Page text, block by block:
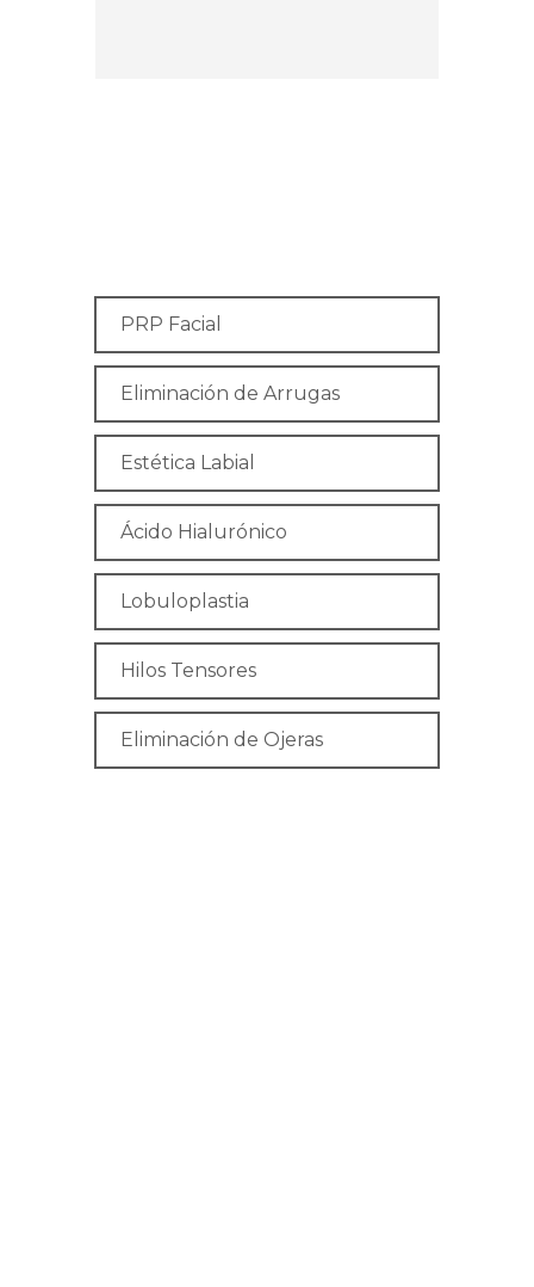
PRP Facial
Eliminación de Arrugas
Estética Labial
Ácido Hialurónico
Lobuloplastia
Hilos Tensores
Eliminación de Ojeras